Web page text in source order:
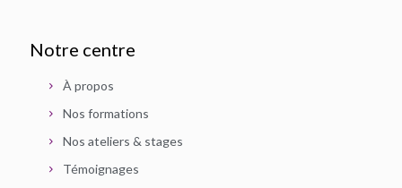
Notre centre
À propos
Nos formations
Nos ateliers & stages
Témoignages